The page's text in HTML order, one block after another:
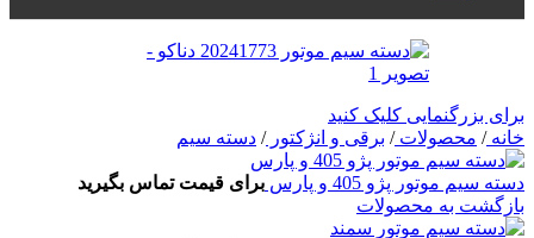
برای بزرگنمایی کلیک کنید
خانه/ محصولات/ برقی و انژکتور/ دسته سیم
دسته سیم موتور پژو 405 و پارس
برای قیمت تماس بگیرید
بازگشت به محصولات